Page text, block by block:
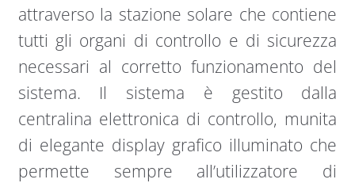
attraverso la stazione solare che contiene
tutti gli organi di controllo e di sicurezza
necessari al corretto funzionamento del
sistema. Il sistema è gestito dalla
centralina elettronica di controllo, munita
di elegante display grafico illuminato che
permette sempre all’utilizzatore di